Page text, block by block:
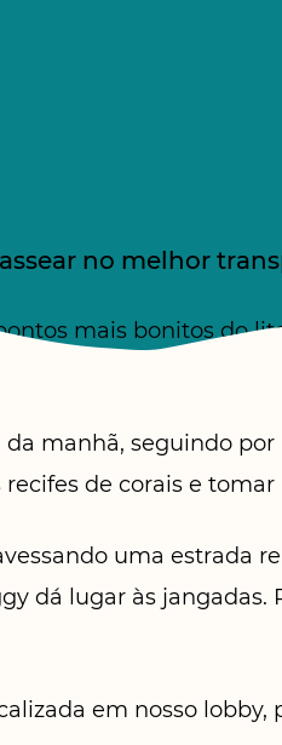
no melhor
mais bonitos do
manhã, seguindo
de corais e
uma estrada
dá lugar às
em nosso